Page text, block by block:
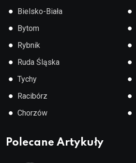
● Bielsko-Biała
● Bytom
● Rybnik
● Ruda Śląska
● Tychy
● Racibórz
● Chorzów
●
●
●
●
●
●
●
Polecane Artykuły